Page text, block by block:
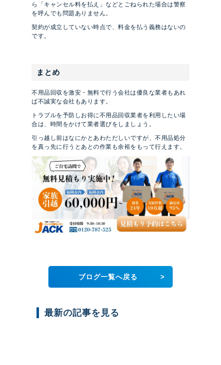
ら「キャンセル料を払え」などとごねられた場合は警察
を呼んでも問題ありません。
契約が成立していない時点で、料金を払う義務はないの
です。
まとめ
不用品回収を激安・無料で行う会社は優良な業者もあれ
ば不誠実な会社もあります。
トラブルを予防しお得に不用品回収業者を利用したい場
合は、時間をかけて業者選びをしましょう。
引っ越し前はなにかとあわただしいですが、不用品処分
を真っ先に行うとあとの作業も余裕をもって行えます。
ブログ一覧へ戻る >
最新の記事を見る